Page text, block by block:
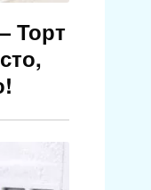
Торт